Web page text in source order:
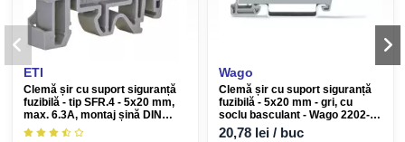
ETI
Clemă șir cu suport siguranță
fuzibilă - tip SFR.4 - 5x20 mm,
max. 6.3A, montaj șină DIN
- ETI 003903057
Wago
Clemă șir cu suport siguranță
fuzibilă - 5x20 mm - gri, cu
soclu basculant - Wago 2202-
1911
20,78 lei / buc